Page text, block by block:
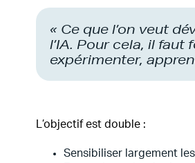
« Ce que l’on veut
l’IA. Pour cela, il
expérimenter,
L’objectif est double :
Sensibiliser largement